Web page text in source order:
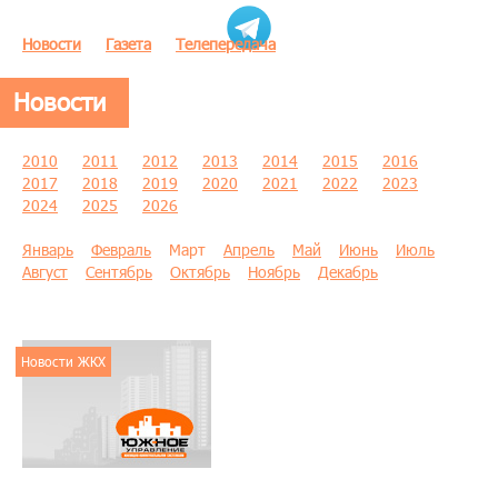
Новости Газета Телепередача
Новости
2010 2011 2012 2013 2014 2015
2016
2017
2018 2019 2020 2021 2022
2023
2024
2025 2026
Январь Февраль Март Апрель Май Июнь
Июль
Август
Сентябрь Октябрь Ноябрь Декабрь
Новости ЖКХ